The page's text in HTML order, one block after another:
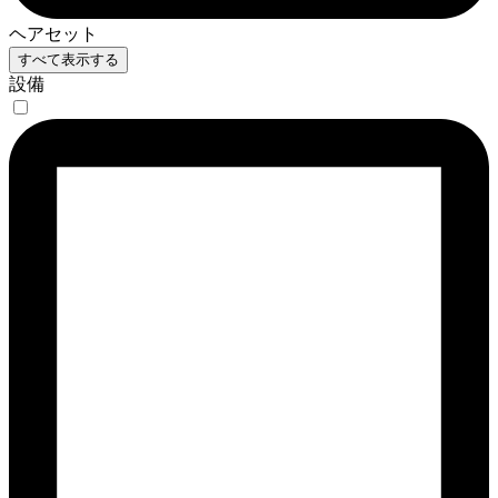
ヘアセット
すべて表示する
設備